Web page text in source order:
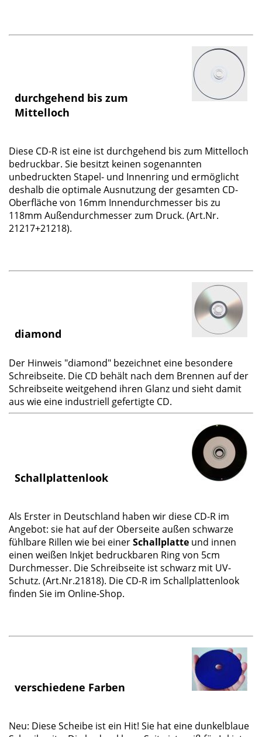
durchgehend bis zum
Mittelloch
Diese CD-R ist eine ist durchgehend bis zum Mittelloch
bedruckbar. Sie besitzt keinen sogenannten
unbedruckten Stapel- und Innenring und ermöglicht
deshalb die optimale Ausnutzung der gesamten CD-
Oberfläche von 16mm Innendurchmesser bis zu
118mm Außendurchmesser zum Druck. (Art.Nr.
21217+21218).
diamond
Der Hinweis "diamond" bezeichnet eine besondere
Schreibseite. Die CD behält nach dem Brennen auf der
Schreibseite weitgehend ihren Glanz und sieht damit
aus wie eine industriell gefertigte CD.
Schallplattenlook
Als Erster in Deutschland haben wir diese CD-R im
Angebot: sie hat auf der Oberseite außen schwarze
fühlbare Rillen wie bei einerSchallplatte und innen
einen weißen Inkjet bedruckbaren Ring von 5cm
Durchmesser. Die Schreibseite ist schwarz mit UV-
Schutz. (Art.Nr.21818). Die CD-R im Schallplattenlook
finden Sie im Online-Shop.
verschiedene Farben
Neu: Diese Scheibe ist ein Hit! Sie hat eine dunkelblaue